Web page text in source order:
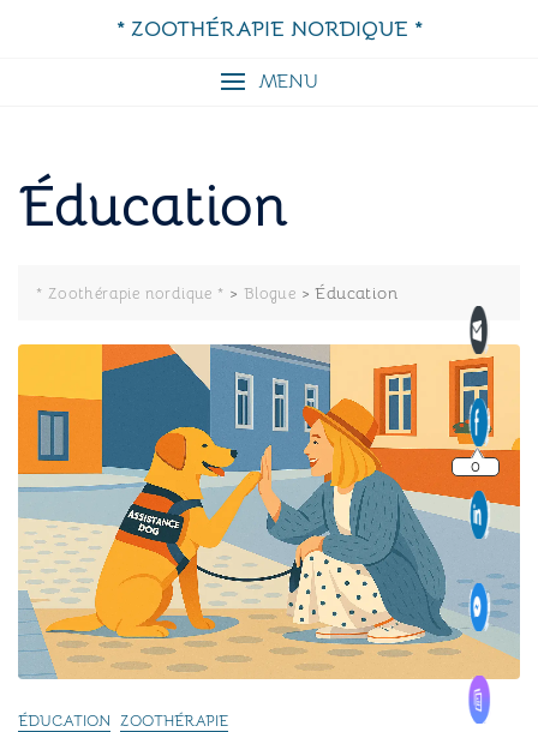
* ZOOTHÉRAPIE NORDIQUE *
MENU
Éducation
* Zoothérapie nordique * > Blogue >Éducation
ÉDUCATION ZOOTHÉRAPIE
0